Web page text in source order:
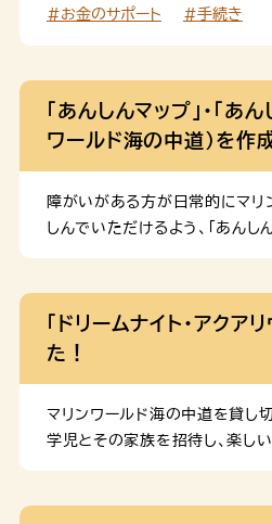
育て相談リーフレット（長辺三つ
所虐待対応ダイヤル189（いち・
いるのではないか」など、近所
な家族がいる場合はご相談く
#お金のサポート #手続き
「あんしんマップ」・「あ
ワールド海の中道）を作
障がいがある方が日常的にマリ
しんでいただけるよう、「あんし
「ドリームナイト・アクア
た！
マリンワールド海の中道を貸し
学児とその家族を招待し、楽し